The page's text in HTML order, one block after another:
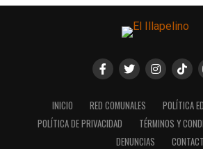
INICIO RED COMUNALES
POLÍTICA
POLÍTICA DE PRIVACIDAD
TÉRMINOS Y
DENUNCIAS